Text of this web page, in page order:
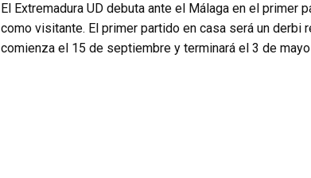
El Extremadura UD debuta ante el Málaga en el primer
como visitante. El primer partido en casa será un derbi
comienza el 15 de septiembre y terminará el 3 de